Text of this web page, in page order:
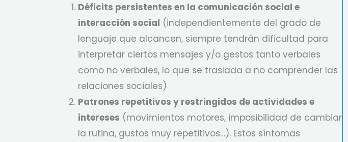
Déficits persistentes en la comunicación social e
interacción social (independientemente del grado de
lenguaje que alcancen, siempre tendrán dificultad para
interpretar ciertos mensajes y/o gestos tanto verbales
como no verbales, lo que se traslada a no comprender las
relaciones sociales)
Patrones repetitivos y restringidos de actividades e
intereses (movimientos motores, imposibilidad de cambiar
la rutina, gustos muy repetitivos…). Estos síntomas